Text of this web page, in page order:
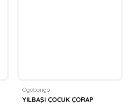
Ogobongo
YILBAŞI ÇOCUK ÇORAP